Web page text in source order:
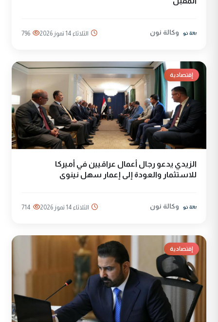
وكالة نون الثلاثاء 14 تموز 2026 796
إقتصادية
الزيدي يدعو رجال أعمال عراقيين في أميركا
للاستثمار والعودة إلى إعمار سهل نينوى
وكالة نون الثلاثاء 14 تموز 2026 714
إقتصادية